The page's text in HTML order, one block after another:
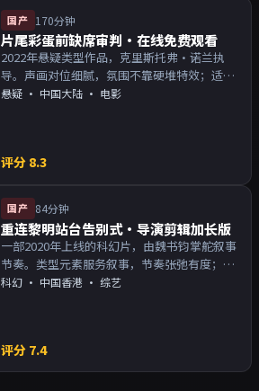
国产 170分钟
片尾彩蛋前缺席审判·在线免费观看
2022年悬疑类型作品，克里斯托弗·诺兰执
导。声画对位细腻，氛围不靠硬堆特效；适合
周末一口气追完。主演以演技派为主，适合喜
悬疑 · 中国大陆 · 电影
评分 8.3
国产 84分钟
重连黎明站台告别式·导演剪辑加长版
一部2020年上线的科幻片，由魏书钧掌舵叙事
节奏。类型元素服务叙事，节奏张弛有度；对
白密度高，留意潜台词。主演以演技派为主，
科幻 · 中国香港 · 综艺
评分 7.4